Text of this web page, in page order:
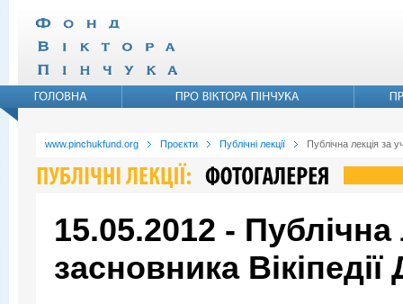
www.pinchukfund.org Проєкти Публічні лекції Публічна лекція за
15.05.2012 - Публічна
засновника